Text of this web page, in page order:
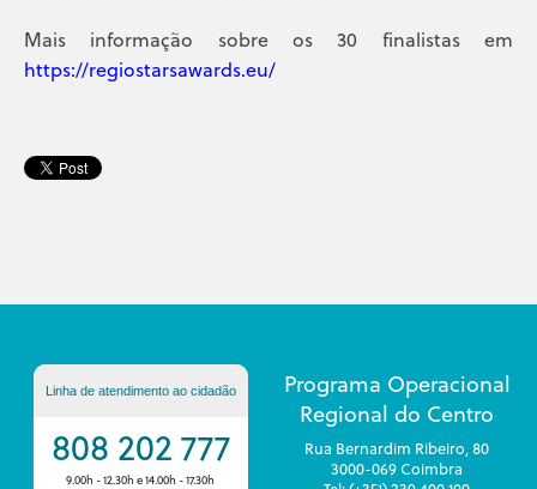
Mais informação sobre os 30 finalistas em
https://regiostarsawards.eu/
Linha de atendimento ao cidadão
808 202 777
9.00h - 12.30h e 14.00h - 17.30h
Programa Operacional
Regional do Centro
Rua Bernardim Ribeiro, 80
3000-069 Coimbra